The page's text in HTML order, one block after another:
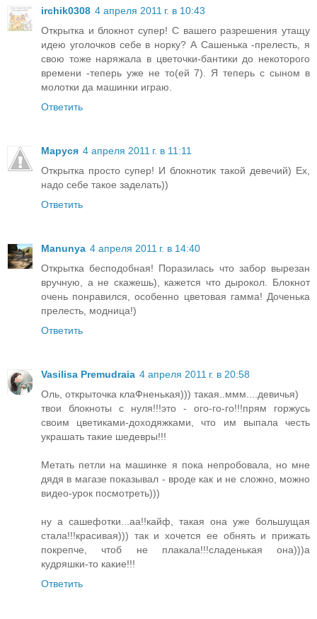
irchik0308 4 апреля 2011 г. в 10:43
Открытка и блокнот супер! С вашего разрешения утащу
идею уголочков себе в норку? А Сашенька -прелесть, я
свою тоже наряжала в цветочки-бантики до некоторого
времени -теперь уже не то(ей 7). Я теперь с сыном в
молотки да машинки играю.
Ответить
Маруся 4 апреля 2011 г. в 11:11
Открытка просто супер! И блокнотик такой девечий) Ех,
надо себе такое заделать))
Ответить
Manunya 4 апреля 2011 г. в 14:40
Открытка бесподобная! Поразилась что забор вырезан
вручную, а не скажешь), кажется что дырокол. Блокнот
очень понравился, особенно цветовая гамма! Доченька
прелесть, модница!)
Ответить
Vasilisa Premudraia 4 апреля 2011 г. в 20:58
Оль, открыточка клаФненькая))) такая..ммм....девичья)
твои блокноты с нуля!!!это - ого-го-го!!!прям горжусь
своим цветиками-доходяжками, что им выпала честь
украшать такие шедевры!!!
Метать петли на машинке я пока непробовала, но мне
дядя в магазе показывал - вроде как и не сложно, можно
видео-урок посмотреть)))
ну а сашефотки...аа!!кайф, такая она уже большущая
стала!!!красивая))) так и хочется ее обнять и прижать
покрепче, чтоб не плакала!!!сладенькая она)))а
кудряшки-то какие!!!
Ответить